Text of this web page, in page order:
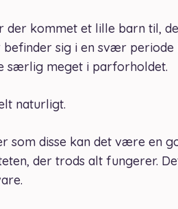
der kommet et lille barn til,
befinder sig i en svær
særlig meget i parforholdet.
naturligt.
som disse kan det være en
der trods alt fungerer.